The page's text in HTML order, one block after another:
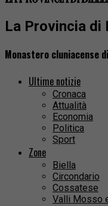
La Provincia di
Monastero cluniacense
Ultime notizie
Cronaca
Attualità
Economia
Politica
Sport
Zone
Biella
Circondario
Cossatese
Valli Mosso